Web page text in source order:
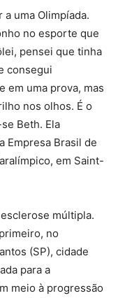
uma Olimpíada.
no esporte que
pensei que tinha
consegui
em uma prova, mas
nos olhos. É o
Beth. Ela
Empresa Brasil de
em Saint-
múltipla.
no
(SP), cidade
para a
meio à progressão